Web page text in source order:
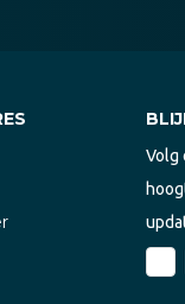
Volg